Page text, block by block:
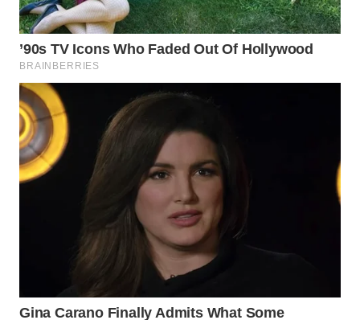
CIREBON
WN
WN
KUNINGAN
WN
SUKABUMI